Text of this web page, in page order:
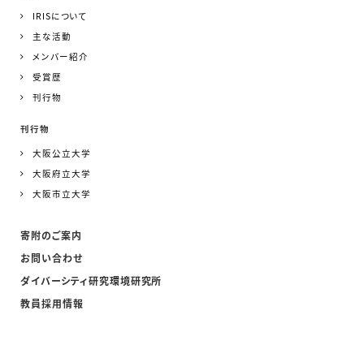
IRISについて
主な活動
メンバー紹介
受賞歴
刊行物
刊行物
大阪公立大学
大阪府立大学
大阪市立大学
寄附のご案内
お問い合わせ
ダイバーシティ研究環境研究所
教員採用情報